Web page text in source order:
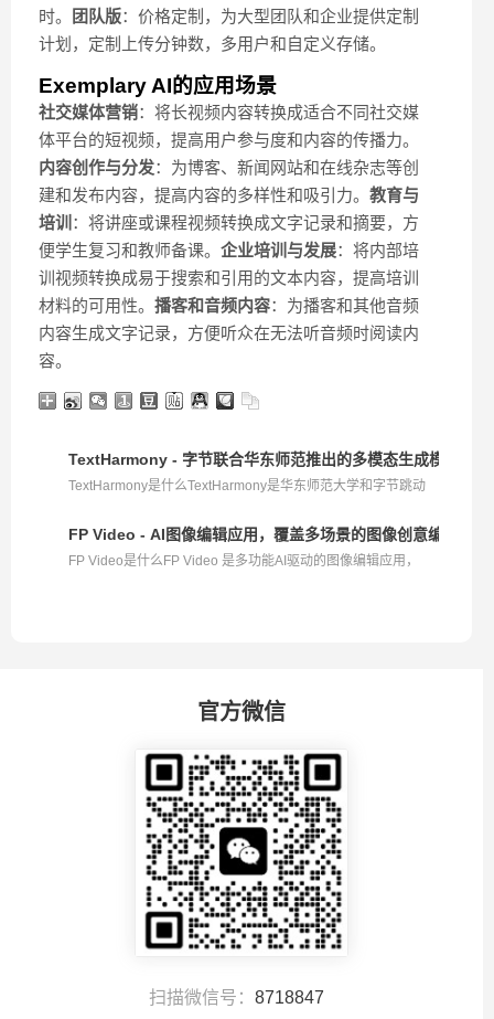
时。
团队版：价格定制，为大型团队和企业提供定制
计划，定制上传分钟数，多用户和自定义存储。
Exemplary AI的应用场景
社交媒体营销：将长视频内容转换成适合不同社交媒
体平台的短视频，提高用户参与度和内容的传播力。
内容创作与分发：为博客、新闻网站和在线杂志等创
建和发布内容，提高内容的多样性和吸引力。 教育与
培训 ：将讲座或课程视频转换成文字记录和摘要，方
便学生复习和教师备课。 企业培训与发展：将内部培
训视频转换成易于搜索和引用的文本内容，提高培训
材料的可用性。 播客和音频内容：为播客和其他音频
内容生成文字记录，方便听众在无法听音频时阅读内
容。
TextHarmony - 字节联合华东师范推出的多模态生成模型
TextHarmony是什么TextHarmony是华东师范大学和字节跳动
FP Video - AI图像编辑应用，覆盖多场景的图像创意编辑
FP Video是什么FP Video 是多功能AI驱动的图像编辑应用，
官方微信
扫描微信号： 8718847